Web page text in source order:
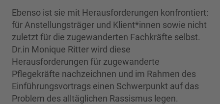
Ebenso ist sie mit Herausforderungen konfrontiert:
für Anstellungsträger und Klient*innen sowie nicht
zuletzt für die zugewanderten Fachkräfte selbst.
Dr.in Monique Ritter wird diese
Herausforderungen für zugewanderte
Pflegekräfte nachzeichnen und im Rahmen des
Einführungsvortrags einen Schwerpunkt auf das
Problem des alltäglichen Rassismus legen.